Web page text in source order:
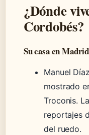
¿Dónde
Cordobés?
Su casa en Madrid
Manuel
mostrado
Troconis.
reportajes
del ruedo.